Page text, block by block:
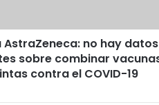
AstraZeneca: no hay datos
sobre combinar
contra el COVID-19